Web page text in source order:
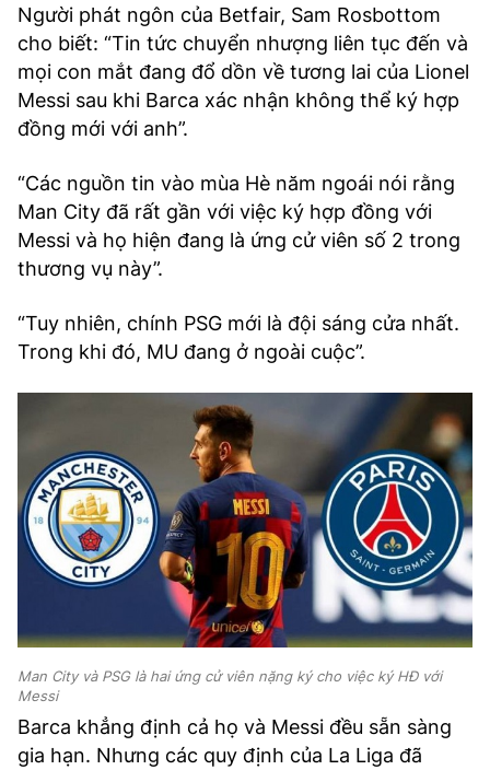
Người phát ngôn của Betfair, Sam Rosbottom
cho biết: “Tin tức chuyển nhượng liên tục đến và
mọi con mắt đang đổ dồn về tương lai của Lionel
Messi sau khi Barca xác nhận không thể ký hợp
đồng mới với anh”.
“Các nguồn tin vào mùa Hè năm ngoái nói rằng
Man City đã rất gần với việc ký hợp đồng với
Messi và họ hiện đang là ứng cử viên số 2 trong
thương vụ này”.
“Tuy nhiên, chính PSG mới là đội sáng cửa nhất.
Trong khi đó, MU đang ở ngoài cuộc”.
Man City và PSG là hai ứng cử viên nặng ký cho việc ký HĐ với
Messi
Barca khẳng định cả họ và Messi đều sẵn sàng
gia hạn. Nhưng các quy định của La Liga đã